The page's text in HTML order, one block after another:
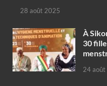
28 août 2025
À
30
24